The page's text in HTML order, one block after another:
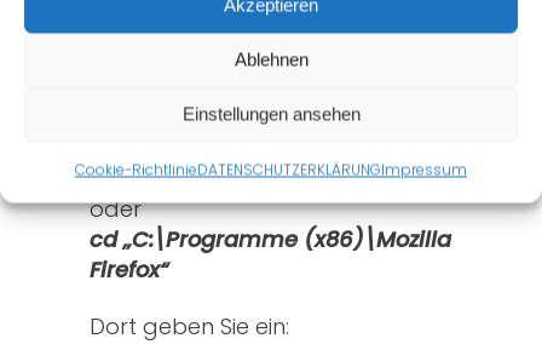
Akzeptieren
Ablehnen
Einstellungen ansehen
Cookie-RichtlinieDATENSCHUTZERKLÄRUNGImpressum
mit weisser Schrift.
Firefox“
oder
cd „C:\Programme (x86)\Mozilla
Firefox“
Dort geben Sie ein: